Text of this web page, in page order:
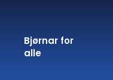
Bjørnar for
alle